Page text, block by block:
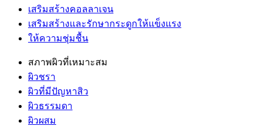
เสริมสร้างคอลลาเจน
เสริมสร้างและรักษากระดูกให้แข็งแรง
ให้ความชุ่มชื้น
สภาพผิวที่เหมาะสม
ผิวชรา
ผิวที่มีปัญหาสิว
ผิวธรรมดา
ผิวผสม